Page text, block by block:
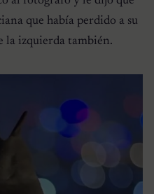
que había perdido a su
la izquierda también.